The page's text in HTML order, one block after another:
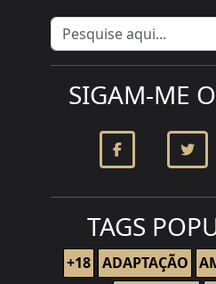
SIGAM-ME
TAGS
+18 ADAPTAÇÃO